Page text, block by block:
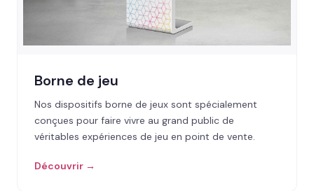
Borne de jeu
Nos dispositifs borne de jeux sont spécialement
conçues pour faire vivre au grand public de
véritables expériences de jeu en point de vente.
Découvrir →